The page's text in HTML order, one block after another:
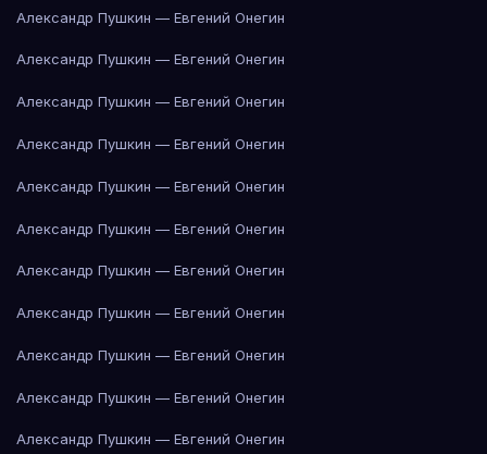
Александр Пушкин — Евгений Онегин
Александр Пушкин — Евгений Онегин
Александр Пушкин — Евгений Онегин
Александр Пушкин — Евгений Онегин
Александр Пушкин — Евгений Онегин
Александр Пушкин — Евгений Онегин
Александр Пушкин — Евгений Онегин
Александр Пушкин — Евгений Онегин
Александр Пушкин — Евгений Онегин
Александр Пушкин — Евгений Онегин
Александр Пушкин — Евгений Онегин